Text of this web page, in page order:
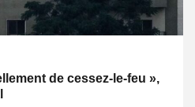
de cessez-le-feu »,